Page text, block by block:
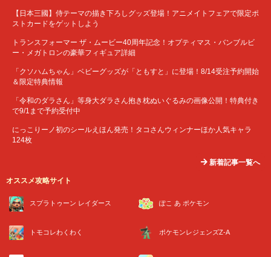
【日本三國】侍テーマの描き下ろしグッズ登場！アニメイトフェアで限定ポ
ストカードをゲットしよう
トランスフォーマー ザ・ムービー40周年記念！オプティマス・バンブルビ
ー・メガトロンの豪華フィギュア詳細
「クソハムちゃん」ベビーグッズが「ともすと」に登場！8/14受注予約開始
＆限定特典情報
「令和のダラさん」等身大ダラさん抱き枕ぬいぐるみの画像公開！特典付き
で9/1まで予約受付中
にっこりーノ初のシールえほん発売！タコさんウィンナーほか人気キャラ
124枚
新着記事一覧へ
オススメ攻略サイト
スプラトゥーン レイダース ぽこ あ ポケモン
トモコレわくわく ポケモンレジェンズZ-A